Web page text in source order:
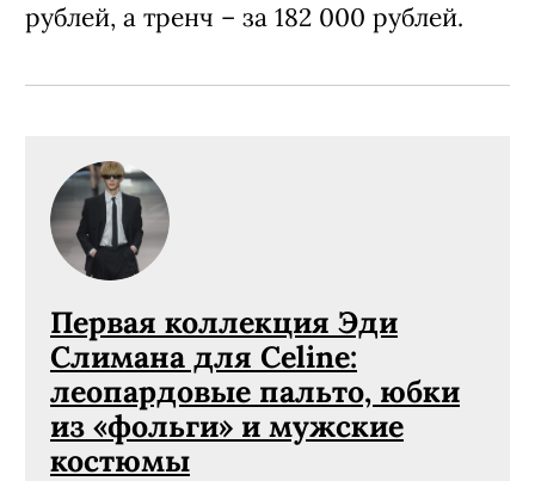
рублей, а тренч – за 182 000 рублей.
Первая коллекция Эди
Слимана для Celine:
леопардовые пальто, юбки
из «фольги» и мужские
костюмы